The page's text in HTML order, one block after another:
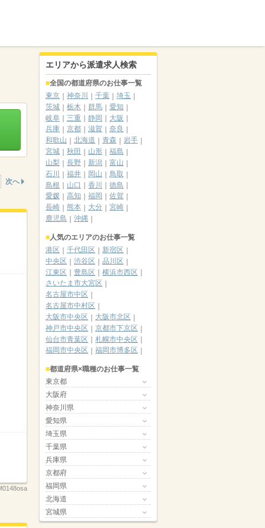
次へ
エリアから派遣求人検索
全国の都道府県のお仕事一覧
東京
神奈川 千葉
埼玉
茨城
栃木 群馬
愛知
岐阜
三重 静岡
大阪
兵庫
京都 滋賀
奈良
和歌山
北海道 青森
岩手
宮城
秋田 山形
福島
山梨
長野 新潟
富山
石川
福井 岡山
鳥取
島根
山口 香川
徳島
愛媛
高知 福岡
佐賀
長崎
熊本 大分
宮崎
鹿児島
沖縄
人気のエリアのお仕事一覧
港区
千代田区
新宿区
中央区
渋谷区
品川区
江東区
豊島区
横浜市西区
さいたま市大宮区
名古屋市中区
名古屋市中村区
大阪市中央区
大阪市北区
神戸市中央区
京都市下京区
仙台市青葉区
札幌市中央区
福岡市中央区
福岡市博多区
都道府県×職種のお仕事一覧
東京都
大阪府
神奈川県
愛知県
埼玉県
千葉県
兵庫県
京都府
福岡県
北海道
宮城県